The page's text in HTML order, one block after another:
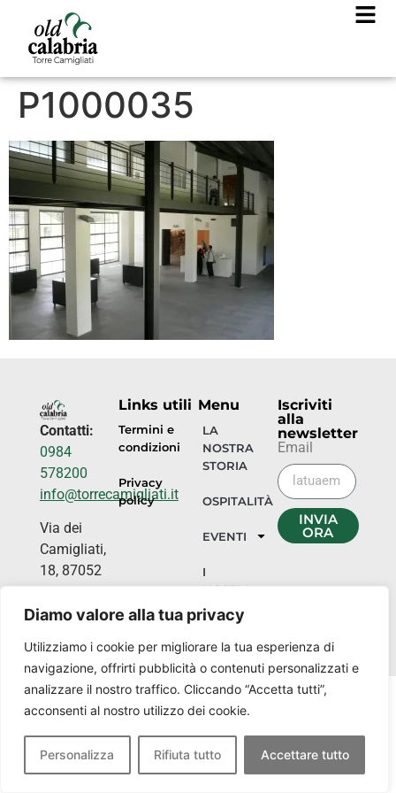
Diamo valore alla tua privacy
Utilizziamo i cookie per migliorare la tua esperienza di
navigazione, offrirti pubblicità o contenuti personalizzati e
analizzare il nostro traffico. Cliccando “Accetta tutti”,
acconsenti al nostro utilizzo dei cookie.
Personalizza Rifiuta tutto Accettare tutto
P1000035
Contatti:
0984
578200
info@torrecamigliati.it
Via dei
Camigliati,
18, 87052
Silano CS
Links utili
Termini e
condizioni
Privacy
policy
Menu
LA
NOSTRA
STORIA
OSPITALITÀ
EVENTI
I
NOSTRI
LUOGHI
Iscriviti
alla
newsletter
Email
INVIA
ORA